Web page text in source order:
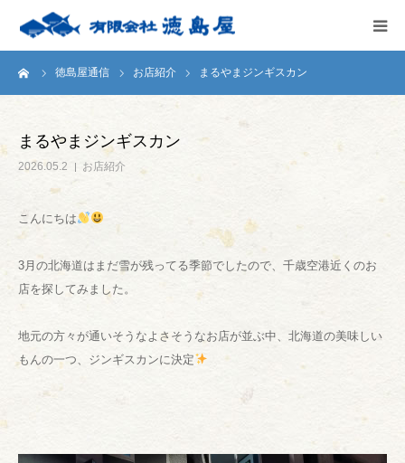
徳島屋通信 お店紹介 まるやまジンギスカン
まるやまジンギスカン
2026.05.2 お店紹介
こんにちは
3月の北海道はまだ雪が残ってる季節でしたので、千歳空港近くのお
店を探してみました。
地元の方々が通いそうなよさそうなお店が並ぶ中、北海道の美味しい
もんの一つ、ジンギスカンに決定
HOME
商品案内
お問い合わせ